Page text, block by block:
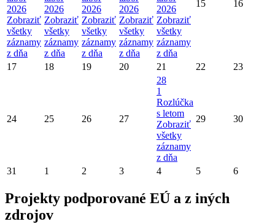
2026
Zobraziť
všetky
záznamy
z dňa
2026
Zobraziť
všetky
záznamy
z dňa
2026
Zobraziť
všetky
záznamy
z dňa
2026
Zobraziť
všetky
záznamy
z dňa
2026
Zobraziť
všetky
záznamy
z dňa
15 16
17 18 19 20 21 22 23
24 25 26 27
28
1
Rozlúčka
s letom
Zobraziť
všetky
záznamy
z dňa
29 30
31 1 2 3 4 5 6
Projekty podporované EÚ a z iných
zdrojov